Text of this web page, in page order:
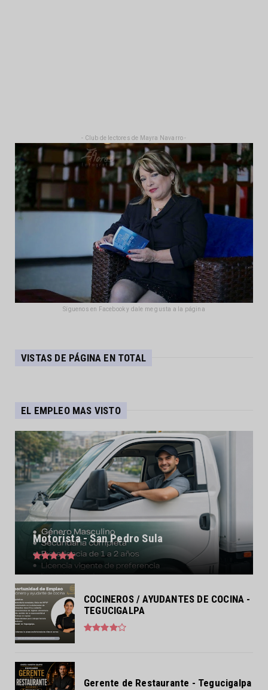
- Club de lectores de Mayra Navarro -
Síguenos en Facebook y dale me gusta a la página
VISTAS DE PÁGINA EN TOTAL
EL EMPLEO MAS VISTO
Motorista - San Pedro Sula
COCINEROS / AYUDANTES DE COCINA -
TEGUCIGALPA
Gerente de Restaurante - Tegucigalpa